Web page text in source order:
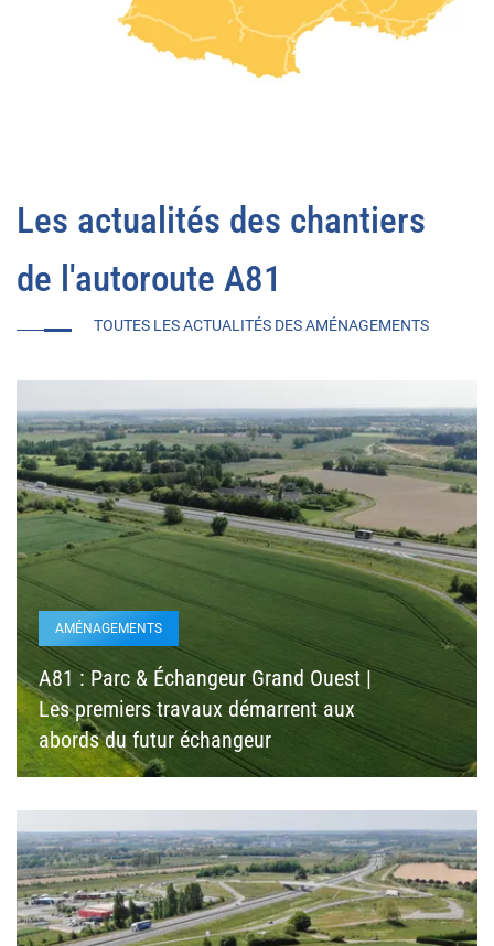
Les actualités des chantiers
de l'autoroute A81
TOUTES LES ACTUALITÉS DES AMÉNAGEMENTS
AMÉNAGEMENTS
A81 : Parc & Échangeur Grand Ouest |
Les premiers travaux démarrent aux
abords du futur échangeur